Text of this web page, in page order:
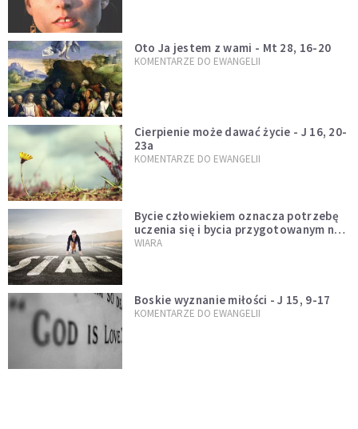
Oto Ja jestem z wami - Mt 28, 16-20
KOMENTARZE DO EWANGELII
Cierpienie może dawać życie - J 16, 20-
23a
KOMENTARZE DO EWANGELII
Bycie człowiekiem oznacza potrzebę
uczenia się i bycia przygotowanym na
nowość każdej sytuacji
WIARA
Boskie wyznanie miłości - J 15, 9-17
KOMENTARZE DO EWANGELII